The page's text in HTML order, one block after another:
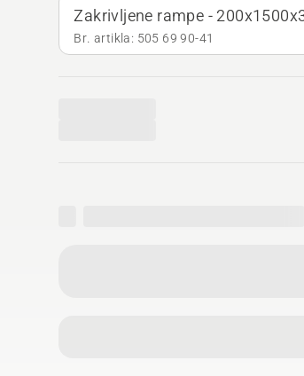
Zakrivljene rampe -
Br. artikla: 505 69 90‑41